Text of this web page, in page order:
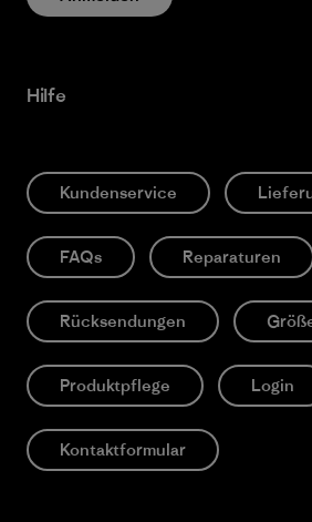
Hilfe
Kundenservice
FAQs Reparaturen
Rücksendungen
Produktpflege Login
Kontaktformular